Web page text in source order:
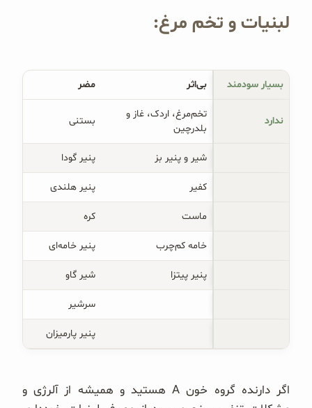
لبنیات و تخم مرغ:
بسیار سودمند بی‌اثر مضر
ندارد
تخم‌مرغ، اردک، غاز و
بلدرچین
بستنی
شیر و پنیر بز پنیر گودا
کفیر پنیر هلندی
ماست کره
خامه کم‌چرب پنیر خامه‌ای
پنیر پیتزا شیر گاو
سرشیر
پنیر پارمیزان
اگر دارنده گروه خون A هستید و همیشه از آلرژی و